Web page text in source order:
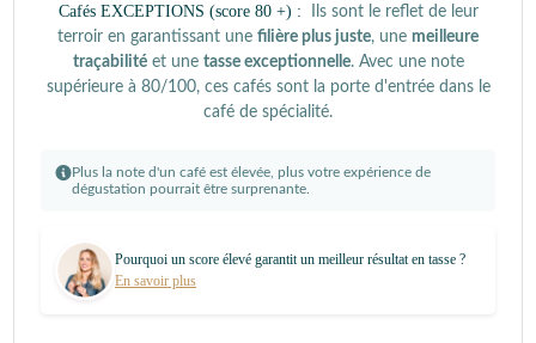
Cafés EXCEPTIONS (score 80 +) :
Ils sont le reflet de leur
terroir en garantissant une filière plus juste, une meilleure
traçabilitéet une tasse exceptionnelle. Avec une note
supérieure à 80/100, ces cafés sont la porte d'entrée dans le
café de spécialité.
Plus la note d'un café est élevée, plus votre expérience de
dégustation pourrait être surprenante.
Pourquoi un score élevé garantit un meilleur résultat en tasse ?
En savoir plus